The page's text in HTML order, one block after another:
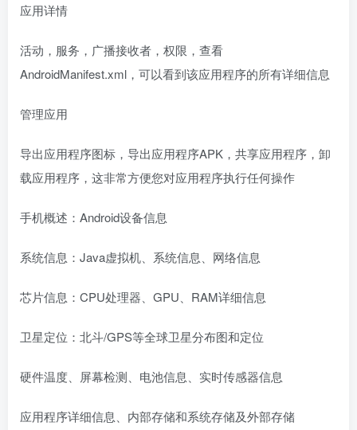
应用详情
活动，服务，广播接收者，权限，查看
AndroidManifest.xml，可以看到该应用程序的所有详细信息
管理应用
导出应用程序图标，导出应用程序APK，共享应用程序，卸
载应用程序，这非常方便您对应用程序执行任何操作
手机概述：Android设备信息
系统信息：Java虚拟机、系统信息、网络信息
芯片信息：CPU处理器、GPU、RAM详细信息
卫星定位：北斗/GPS等全球卫星分布图和定位
硬件温度、屏幕检测、电池信息、实时传感器信息
应用程序详细信息、内部存储和系统存储及外部存储